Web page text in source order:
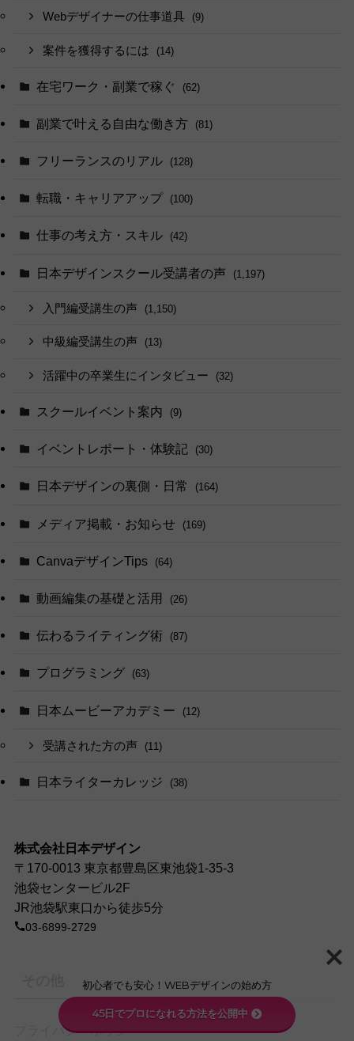
Webデザイナーの仕事道具 (9)
案件を獲得するには (14)
在宅ワーク・副業で稼ぐ (62)
副業で叶える自由な働き方 (81)
フリーランスのリアル (128)
転職・キャリアアップ (100)
仕事の考え方・スキル (42)
日本デザインスクール受講者の声 (1,197)
入門編受講生の声 (1,150)
中級編受講生の声 (13)
活躍中の卒業生にインタビュー (32)
スクールイベント案内 (9)
イベントレポート・体験記 (30)
日本デザインの裏側・日常 (164)
メディア掲載・お知らせ (169)
CanvaデザインTips (64)
動画編集の基礎と活用 (26)
伝わるライティング術 (87)
プログラミング (63)
日本ムービーアカデミー (12)
受講された方の声 (11)
日本ライターカレッジ (38)
株式会社日本デザイン
〒170-0013 東京都豊島区東池袋1-35-3
池袋センタービル2F
JR池袋駅東口から徒歩5分
03-6899-2729
プライバシーポリシー
初心者でも安心！WEBデザインの始め方
45日でプロになれる方法を公開中